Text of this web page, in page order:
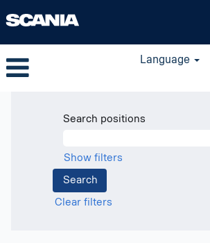
Language
Search positions
Show filters
Clear filters